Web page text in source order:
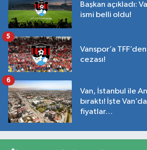
Başkan açıkladı:
ismi belli oldu!
Vanspor’a
cezası!
5
Van, İstanbul ile
bıraktı! İşte
fiyatlar…
6